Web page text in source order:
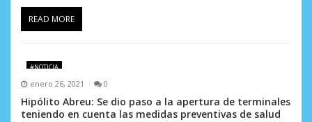
READ MORE
#NOTICIA
enero 26, 2021 0
Hipólito Abreu: Se dio paso a la apertura de terminales
teniendo en cuenta las medidas preventivas de salud